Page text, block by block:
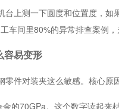
上测一下圆度和位置度，
间里80%的异常排查案例，
容易变形
件对装夹这么敏感。核心原
的70GPa。这个数字读起